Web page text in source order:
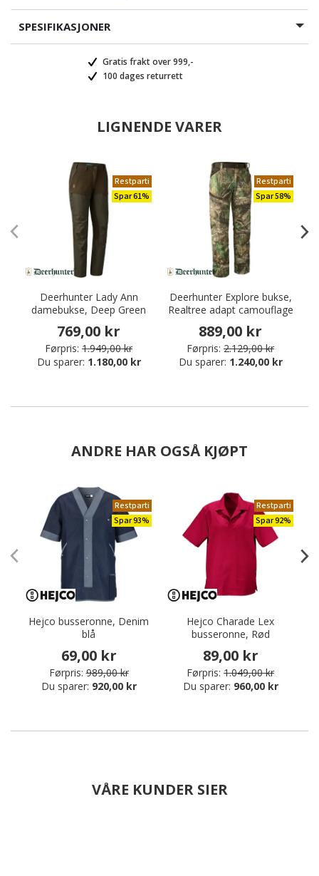
SPESIFIKASJONER
Gratis frakt over 999,-
100 dages returrett
LIGNENDE VARER
Restparti
Spar 61%
Deerhunter Lady Ann
damebukse, Deep Green
769,00 kr
Førpris: 1.949,00 kr
Du sparer: 1.180,00 kr
Restparti
Spar 58%
Deerhunter Explore bukse,
Realtree adapt camouflage
889,00 kr
Førpris: 2.129,00 kr
Du sparer: 1.240,00 kr
ANDRE HAR OGSÅ KJØPT
Restparti
Spar 93%
Hejco busseronne, Denim
blå
69,00 kr
Førpris: 989,00 kr
Du sparer: 920,00 kr
Restparti
Spar 92%
Hejco Charade Lex
busseronne, Rød
89,00 kr
Førpris: 1.049,00 kr
Du sparer: 960,00 kr
VÅRE KUNDER SIER